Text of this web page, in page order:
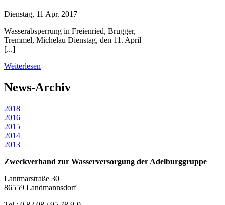
Dienstag, 11 Apr. 2017|
Wasserabsperrung in Freienried, Brugger,
Tremmel, Michelau Dienstag, den 11. April
[...]
Weiterlesen
News-Archiv
2018
2016
2015
2014
2013
Zweckverband zur Wasserversorgung der Adelburggruppe
Lantmarstraße 30
86559 Landmannsdorf